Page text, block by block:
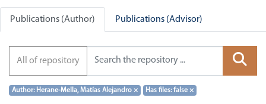
Publications (Author) Publications (Advisor)
All of repository
Author: Herane-Mella, Matías Alejandro × Has files: false×